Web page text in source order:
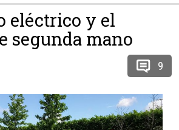
eléctrico y el
segunda mano
9